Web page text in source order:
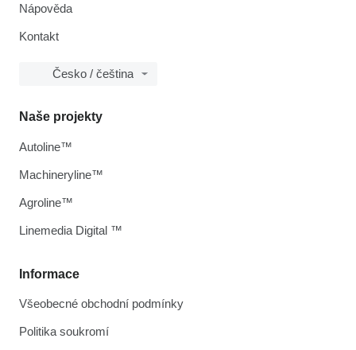
Nápověda
Kontakt
Česko / čeština
Informace
Všeobecné obchodní podmínky
Politika soukromí
Naše projekty
Autoline™
Machineryline™
Agroline™
Linemedia Digital ™